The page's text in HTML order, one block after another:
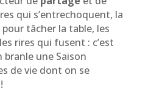
qui s’entrechoquent, la
tâcher la table, les
rires qui fusent : c’est
une Saison
de vie dont on se